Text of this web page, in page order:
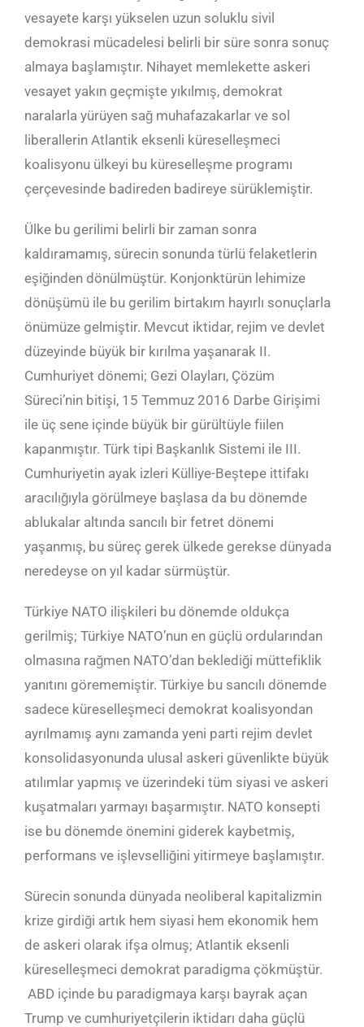
vesayete karşı yükselen uzun soluklu sivil
demokrasi mücadelesi belirli bir süre sonra sonuç
almaya başlamıştır. Nihayet memlekette askeri
vesayet yakın geçmişte yıkılmış, demokrat
naralarla yürüyen sağ muhafazakarlar ve sol
liberallerin Atlantik eksenli küreselleşmeci
koalisyonu ülkeyi bu küreselleşme programı
çerçevesinde badireden badireye sürüklemiştir.
Ülke bu gerilimi belirli bir zaman sonra
kaldıramamış, sürecin sonunda türlü felaketlerin
eşiğinden dönülmüştür. Konjonktürün lehimize
dönüşümü ile bu gerilim birtakım hayırlı sonuçlarla
önümüze gelmiştir. Mevcut iktidar, rejim ve devlet
düzeyinde büyük bir kırılma yaşanarak II.
Cumhuriyet dönemi; Gezi Olayları, Çözüm
Süreci’nin bitişi, 15 Temmuz 2016 Darbe Girişimi
ile üç sene içinde büyük bir gürültüyle fiilen
kapanmıştır. Türk tipi Başkanlık Sistemi ile III.
Cumhuriyetin ayak izleri Külliye-Beştepe ittifakı
aracılığıyla görülmeye başlasa da bu dönemde
ablukalar altında sancılı bir fetret dönemi
yaşanmış, bu süreç gerek ülkede gerekse dünyada
neredeyse on yıl kadar sürmüştür.
Türkiye NATO ilişkileri bu dönemde oldukça
gerilmiş; Türkiye NATO’nun en güçlü ordularından
olmasına rağmen NATO’dan beklediği müttefiklik
yanıtını görememiştir. Türkiye bu sancılı dönemde
sadece küreselleşmeci demokrat koalisyondan
ayrılmamış aynı zamanda yeni parti rejim devlet
konsolidasyonunda ulusal askeri güvenlikte büyük
atılımlar yapmış ve üzerindeki tüm siyasi ve askeri
kuşatmaları yarmayı başarmıştır. NATO konsepti
ise bu dönemde önemini giderek kaybetmiş,
performans ve işlevselliğini yitirmeye başlamıştır.
Sürecin sonunda dünyada neoliberal kapitalizmin
krize girdiği artık hem siyasi hem ekonomik hem
de askeri olarak ifşa olmuş; Atlantik eksenli
küreselleşmeci demokrat paradigma çökmüştür.
ABD içinde bu paradigmaya karşı bayrak açan
Trump ve cumhuriyetçilerin iktidarı daha güçlü